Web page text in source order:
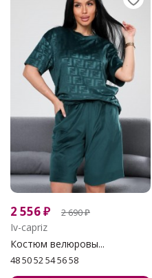
2 556₽ 2 690₽
Iv-capriz
Костюм велюровы...
48 50 52 54 56 58